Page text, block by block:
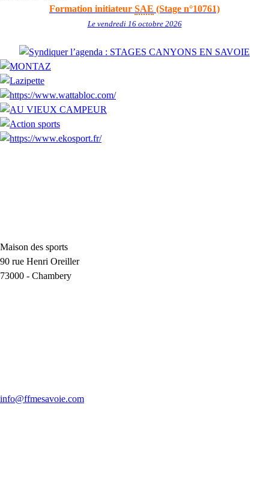
Formation initiateur SAE (Stage n°10761)
Le vendredi 16 octobre 2026
Maison des sports
90 rue Henri Oreiller
73000 - Chambery
info@ffmesavoie.com